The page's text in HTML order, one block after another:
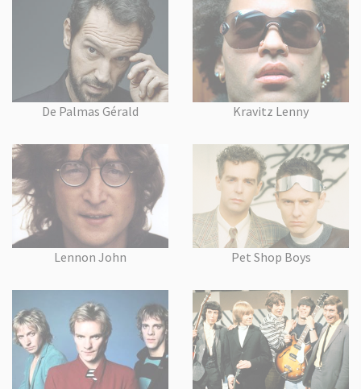
De Palmas Gérald Kravitz Lenny
Lennon John Pet Shop Boys